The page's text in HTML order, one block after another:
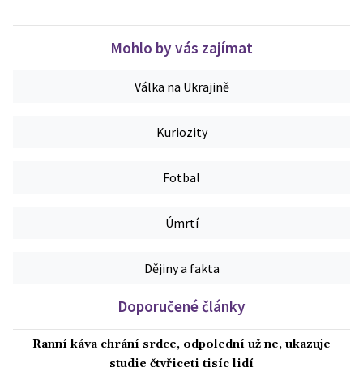
Mohlo by vás zajímat
Válka na Ukrajině
Kuriozity
Fotbal
Úmrtí
Dějiny a fakta
Doporučené články
Ranní káva chrání srdce, odpolední už ne, ukazuje
studie čtyřiceti tisíc lidí